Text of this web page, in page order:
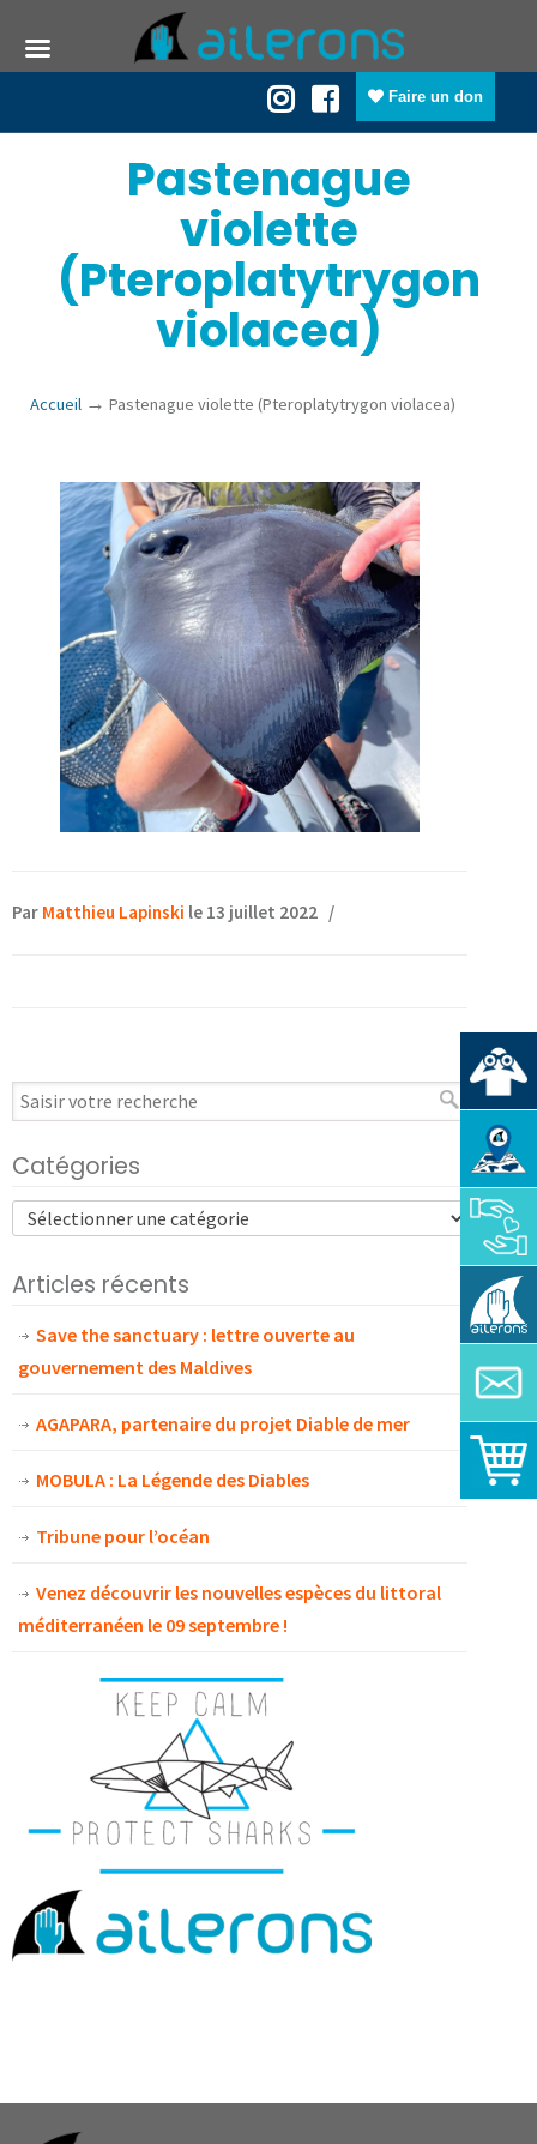
Faire un don
Pastenague
violette
(Pteroplatytrygon
violacea)
Accueil → Pastenague violette (Pteroplatytrygon violacea)
Par Matthieu Lapinski le 13 juillet 2022 /
Catégories
Articles récents
Save the sanctuary : lettre ouverte au
gouvernement des Maldives
AGAPARA, partenaire du projet Diable de mer
MOBULA : La Légende des Diables
Tribune pour l’océan
Venez découvrir les nouvelles espèces du littoral
méditerranéen le 09 septembre !